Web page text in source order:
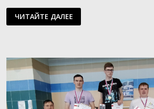
ФЕСТИВАЛЬ
ГТО
ЧИТАЙТЕ ДАЛЕЕ